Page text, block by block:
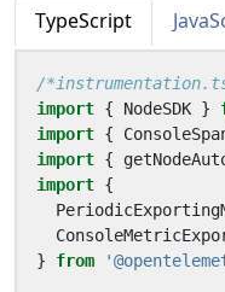
TypeScript
/
import { NodeSDK }
import {
import {
import {
}
from